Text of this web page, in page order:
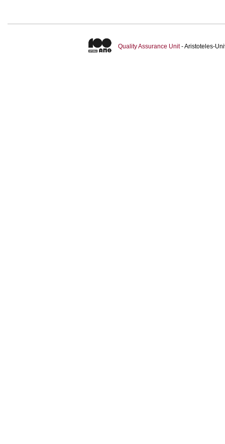
Quality Assurance Unit- Aristoteles-